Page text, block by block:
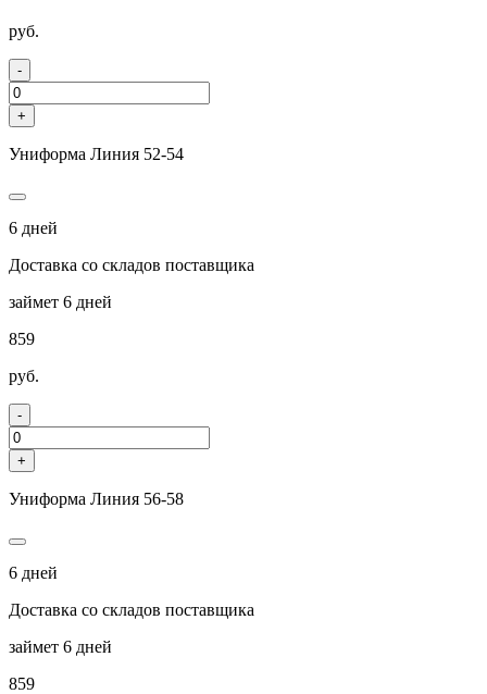
руб.
-
+
Униформа Линия 52-54
6 дней
Доставка со складов поставщика
займет 6 дней
859
руб.
-
+
Униформа Линия 56-58
6 дней
Доставка со складов поставщика
займет 6 дней
859